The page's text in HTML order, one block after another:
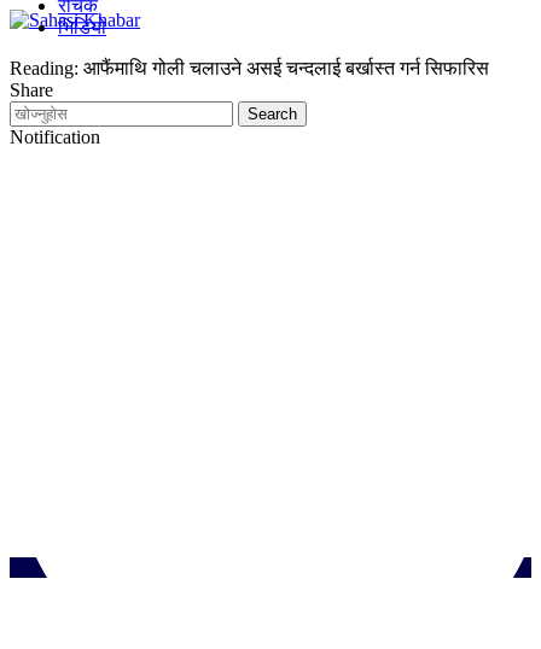
रोचक
भिडियो
Reading: आफैंमाथि गोली चलाउने असई चन्दलाई बर्खास्त गर्न सिफारिस
Share
Notification